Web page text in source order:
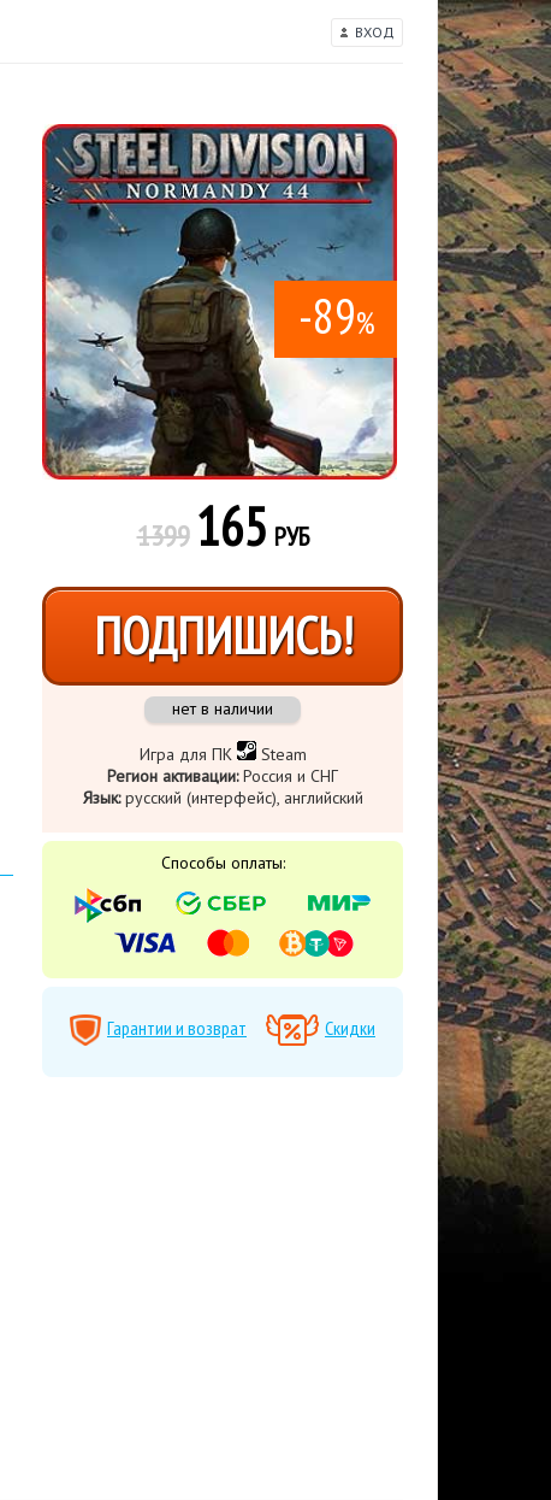
ВХОД
-89%
1399 165 РУБ
ПОДПИШИСЬ!
нет в наличии
Игра для ПК
Steam
Регион активации:Россия и СНГ
Язык:русский (интерфейс), английский
Способы оплаты:
Гарантии и возврат Скидки